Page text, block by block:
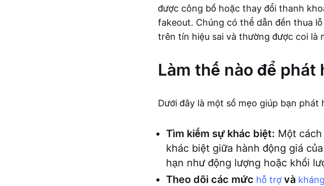
được công bố hoặc thay đổi thanh
fakeout. Chúng có thể dẫn đến thua
trên tín hiệu sai và thường được coi
Làm thế nào để phát
Dưới đây là một số mẹo giúp bạn
Tìm kiếm sự khác biệt: Một
khác biệt giữa hành động giá
hạn như động lượng hoặc khối
Theo dõi các mức hỗ trợ và